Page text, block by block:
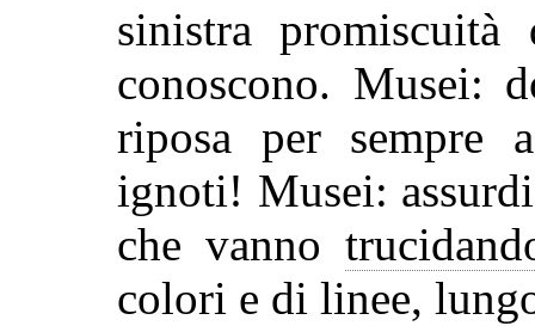
sinistra
conoscono. Musei:
riposa per sempre
ignoti! Musei:
che vanno
colori e di linee,